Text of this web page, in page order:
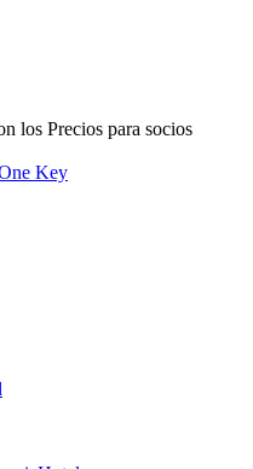
los Precios para socios
Key